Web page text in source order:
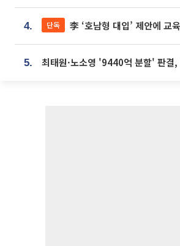
4. 단독 李 ‘호남형 대입’ 제안에 교육청·지역대학 서·
5.